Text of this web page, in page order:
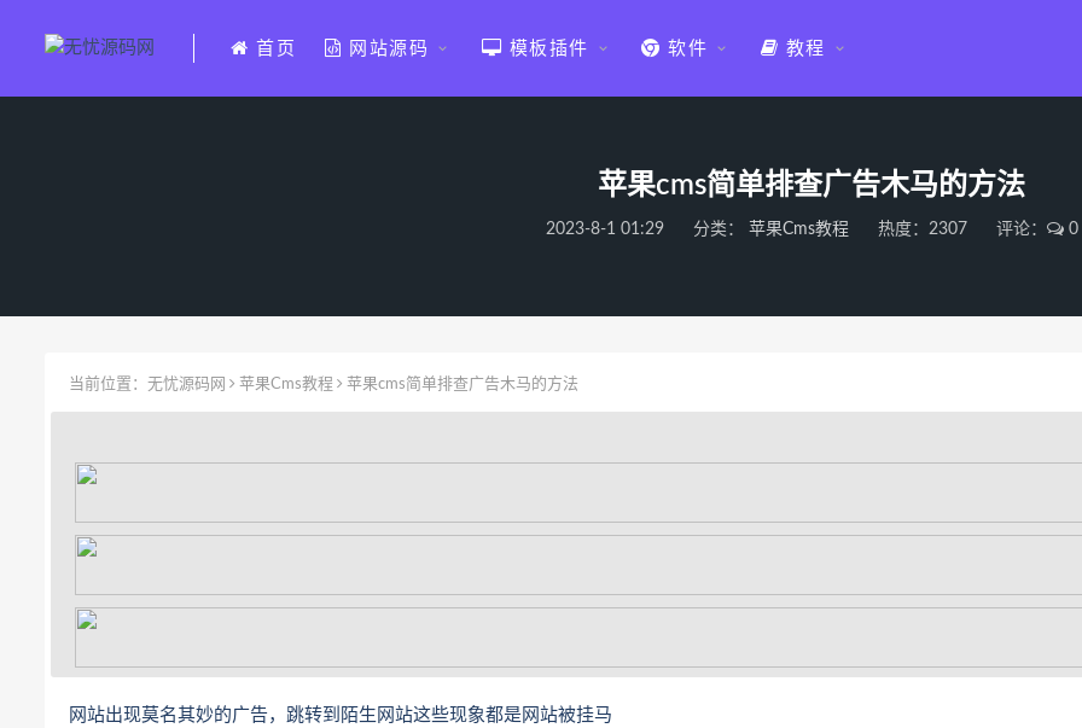
首页 网站源码 模板插件 软件 教程
苹果cms简单排查广告木马的方法
2023-8-1 01:29 分类： 苹果Cms教程 热度：2307 评论： 0
当前位置： 无忧源码网 苹果Cms教程 苹果cms简单排查广告木马的方法
网站出现莫名其妙的广告，跳转到陌生网站这些现象都是网站被挂马